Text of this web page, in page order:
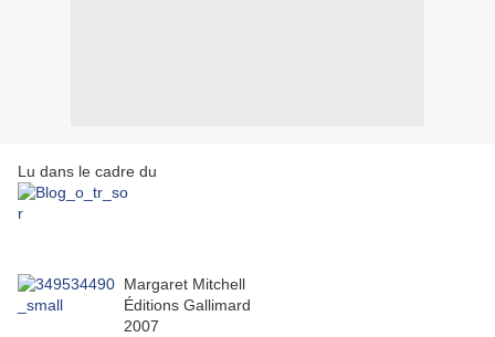
Lu dans le cadre du
Margaret Mitchell
Éditions Gallimard
2007